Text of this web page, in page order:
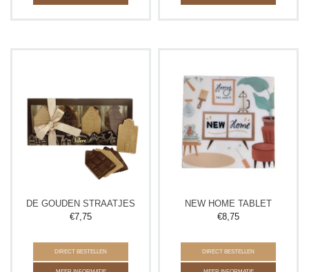
DE GOUDEN STRAATJES
€7,75
DIRECT BESTELLEN
NEW HOME TABLET
€8,75
DIRECT BESTELLEN